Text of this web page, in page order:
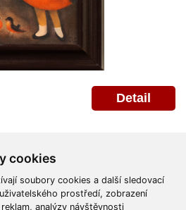
cookies
soubory cookies a další sledovací
prostředí, zobrazení
analýzy návštěvnosti
Detail